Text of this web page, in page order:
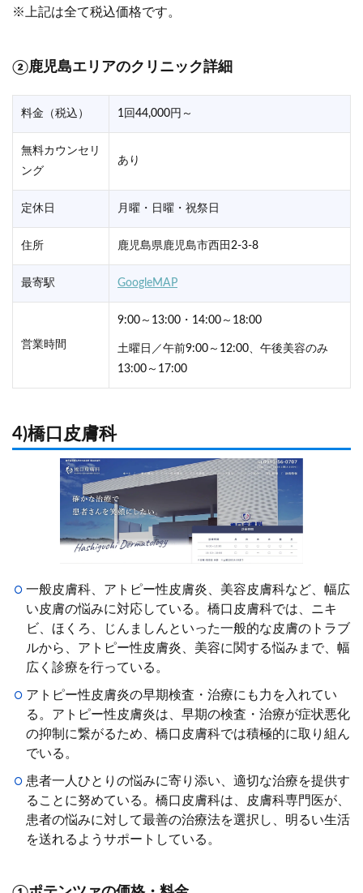
※上記は全て税込価格です。
②鹿児島エリアのクリニック詳細
料金（税込） 1回44,000円～
無料カウンセリ
ング
あり
定休日 月曜・日曜・祝祭日
住所 鹿児島県鹿児島市西田2-3-8
最寄駅 GoogleMAP
営業時間
9:00～13:00・14:00～18:00
土曜日／午前9:00～12:00、午後美容のみ
13:00～17:00
4)橋口皮膚科
一般皮膚科、アトピー性皮膚炎、美容皮膚科など、幅広
い皮膚の悩みに対応している。橋口皮膚科では、ニキ
ビ、ほくろ、じんましんといった一般的な皮膚のトラブ
ルから、アトピー性皮膚炎、美容に関する悩みまで、幅
広く診療を行っている。
アトピー性皮膚炎の早期検査・治療にも力を入れてい
る。アトピー性皮膚炎は、早期の検査・治療が症状悪化
の抑制に繋がるため、橋口皮膚科では積極的に取り組ん
でいる。
患者一人ひとりの悩みに寄り添い、適切な治療を提供す
ることに努めている。橋口皮膚科は、皮膚科専門医が、
患者の悩みに対して最善の治療法を選択し、明るい生活
を送れるようサポートしている。